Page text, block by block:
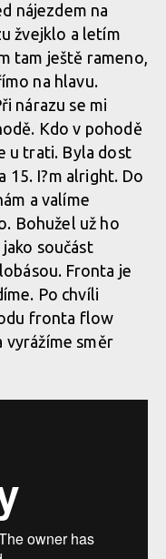
nájezdem na
žvejklo a letím
tam ještě rameno,
na hlavu.
nárazu se mi
Kdo v pohodě
u trati. Byla dost
15. I?m alright. Do
a valíme
Bohužel už ho
součást
Fronta je
Po chvíli
fronta flow
vyrážíme směr